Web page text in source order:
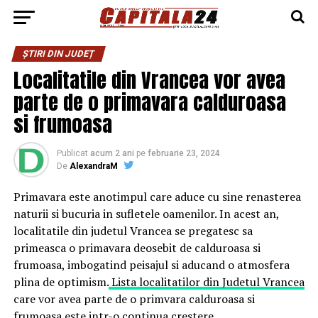
ȘTIRI DIN JUDEȚ
Localitatile din Vrancea vor avea
parte de o primavara calduroasa
si frumoasa
Publicat acum 2 ani pe februarie 23, 2024
De AlexandraM
Primavara este anotimpul care aduce cu sine renasterea
naturii si bucuria in sufletele oamenilor. In acest an,
localitatile din judetul Vrancea se pregatesc sa
primeasca o primavara deosebit de calduroasa si
frumoasa, imbogatind peisajul si aducand o atmosfera
plina de optimism.Lista localitatilor din Judetul Vrancea
care vor avea parte de o primvara calduroasa si